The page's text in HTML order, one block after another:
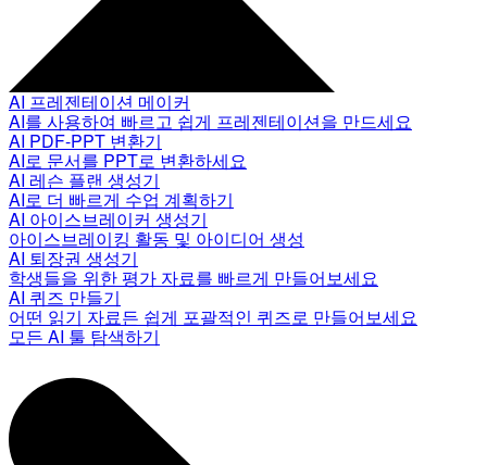
AI 프레젠테이션 메이커
AI를 사용하여 빠르고 쉽게 프레젠테이션을 만드세요
AI PDF-PPT 변환기
AI로 문서를 PPT로 변환하세요
AI 레슨 플랜 생성기
AI로 더 빠르게 수업 계획하기
AI 아이스브레이커 생성기
아이스브레이킹 활동 및 아이디어 생성
AI 퇴장권 생성기
학생들을 위한 평가 자료를 빠르게 만들어보세요
AI 퀴즈 만들기
어떤 읽기 자료든 쉽게 포괄적인 퀴즈로 만들어보세요
모든 AI 툴 탐색하기